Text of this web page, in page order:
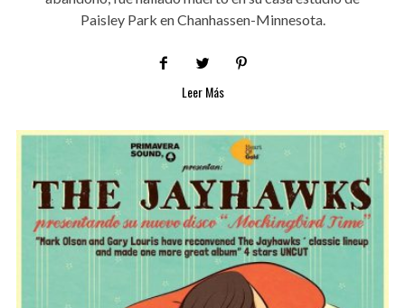
Paisley Park en Chanhassen-Minnesota.
Leer Más